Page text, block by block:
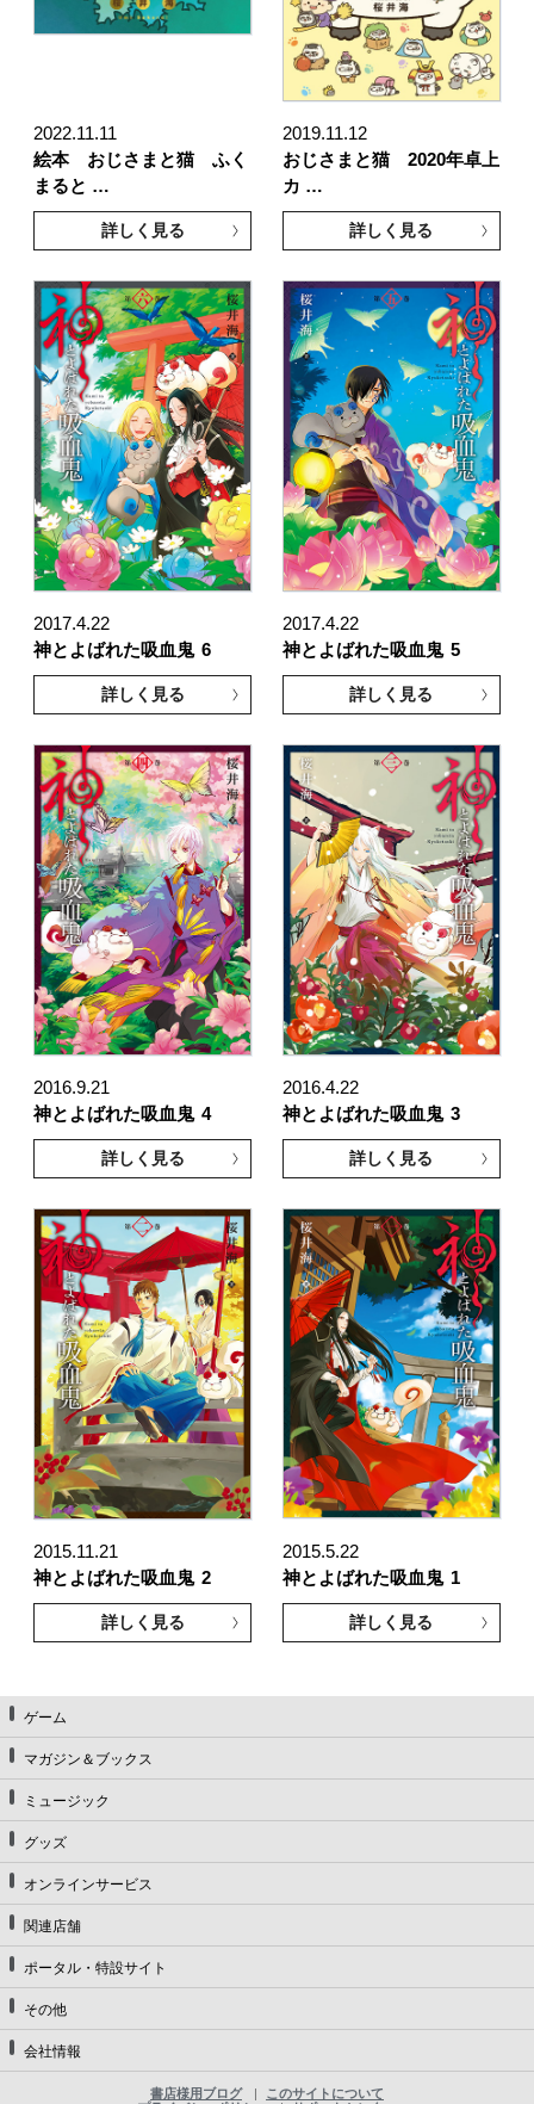
2022.11.11
絵本 おじさまと猫 ふく
まると …
詳しく見る
2019.11.12
おじさまと猫 2020年卓上
カ …
詳しく見る
2017.4.22
神とよばれた吸血鬼 6
詳しく見る
2017.4.22
神とよばれた吸血鬼 5
詳しく見る
2016.9.21
神とよばれた吸血鬼 4
詳しく見る
2016.4.22
神とよばれた吸血鬼 3
詳しく見る
2015.11.21
神とよばれた吸血鬼 2
詳しく見る
2015.5.22
神とよばれた吸血鬼 1
詳しく見る
ゲーム
マガジン＆ブックス
ミュージック
グッズ
オンラインサービス
関連店舗
ポータル・特設サイト
その他
会社情報
書店様用ブログ
このサイトについて